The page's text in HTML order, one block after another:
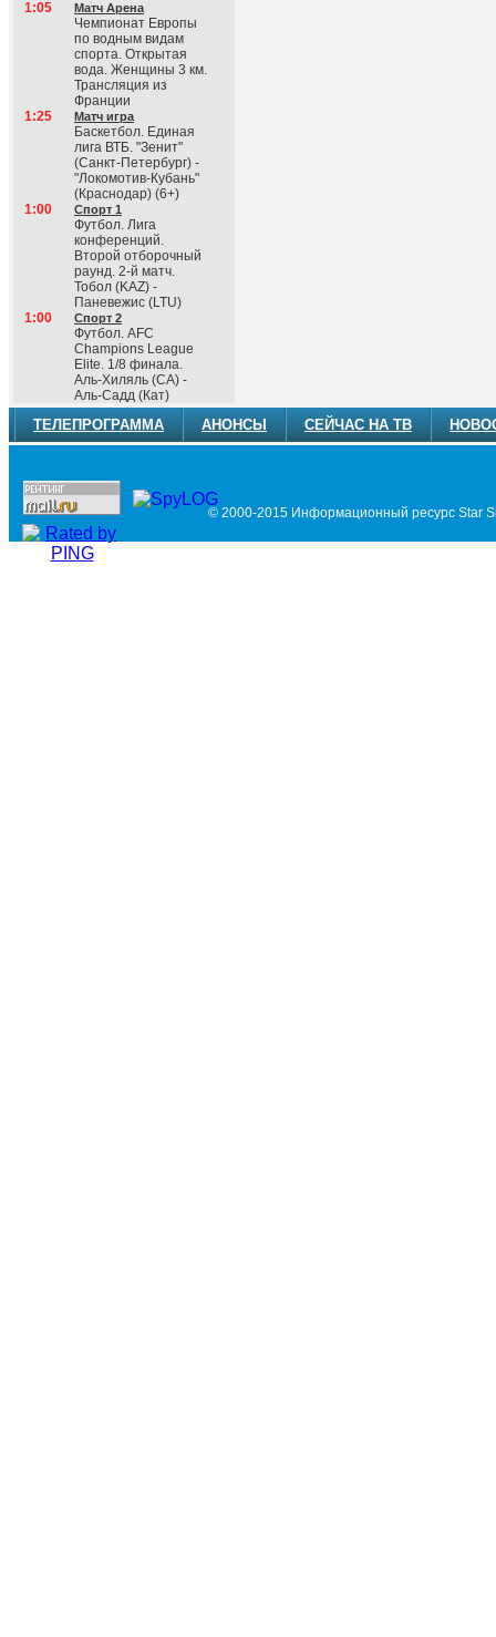
1:05 Матч Арена
Чемпионат Европы
по водным видам
спорта. Открытая
вода. Женщины 3 км.
Трансляция из
Франции
1:25
Матч игра
Баскетбол. Единая
лига ВТБ. "Зенит"
(Санкт-Петербург) -
"Локомотив-Кубань"
(Краснодар) (6+)
1:00
Спорт 1
Футбол. Лига
конференций.
Второй отборочный
раунд. 2-й матч.
Тобол (KAZ) -
Паневежис (LTU)
1:00
Спорт 2
Футбол. AFC
Champions League
Elite. 1/8 финала.
Аль-Хиляль (СА) -
Аль-Садд (Кат)
ТЕЛЕПРОГРАММА АНОНСЫ СЕЙЧАС НА ТВ
© 2000-2015 Информационный ресурс Star